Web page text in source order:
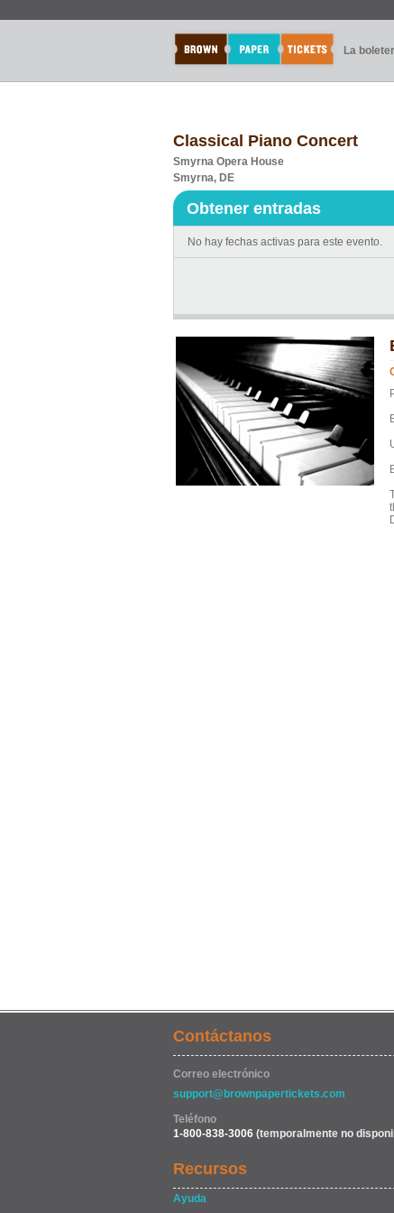
La
Classical Piano Concert
Smyrna Opera House
Smyrna, DE
Obtener entradas
No hay fechas activas para este evento.
Contáctanos
Correo electrónico
support@brownpapertickets.com
Teléfono
1-800-838-3006 (temporalmente no
Recursos
Ayuda